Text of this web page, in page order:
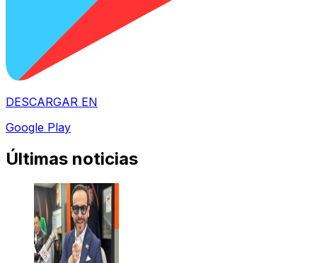
DESCARGAR EN
Google Play
Últimas noticias